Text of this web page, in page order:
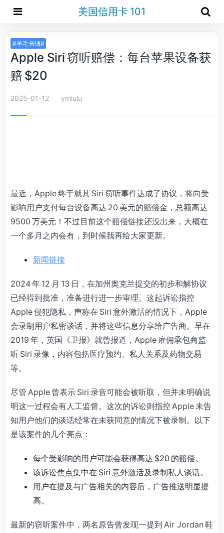
美国信用卡 101
#羊毛省钱#
Apple Siri 窃听赔偿：每台苹果设备获
赔 $20
2025-01-12 ymlulu
最近，Apple 终于就其 Siri 窃听事件达成了协议，将向受
影响用户支付每台设备高达 20 美元的赔偿金，总额高达
9500 万美元！不过目前这个赔偿链接还没出来，大概在
一个多月之内会有，到时候我再给大家更新。
新闻链接
2024 年 12 月 13 日，在加州奥克兰提交的初步和解协议
已经得到批准，准备进行进一步审理。这起诉讼指控
Apple 侵犯隐私，声称在 Siri 意外激活的情况下，Apple
会录制用户私密谈话，并将这些信息分享给广告商。早在
2019 年，英国《卫报》就曾报道，Apple 雇佣承包商监
听 Siri 录像，内容包括医疗预约、私人关系及药物交易
等。
尽管 Apple 曾表示 Siri 录音可能会被听取，但并未明确说
明这一过程会有人工监督。这次的诉讼则指控 Apple 未告
知用户他们的谈话经常在未获同意的情况下被录制。以下
是该案件的几个亮点：
每个受影响的用户可能会获得高达 $20 的赔偿。
该诉讼焦点集中在 Siri 意外激活及录制私人谈话。
用户在提及与广告相关的内容后，广告推送明显提
高。
最新的窃听案件中，两名原告曾发现一提到 Air Jordan 鞋